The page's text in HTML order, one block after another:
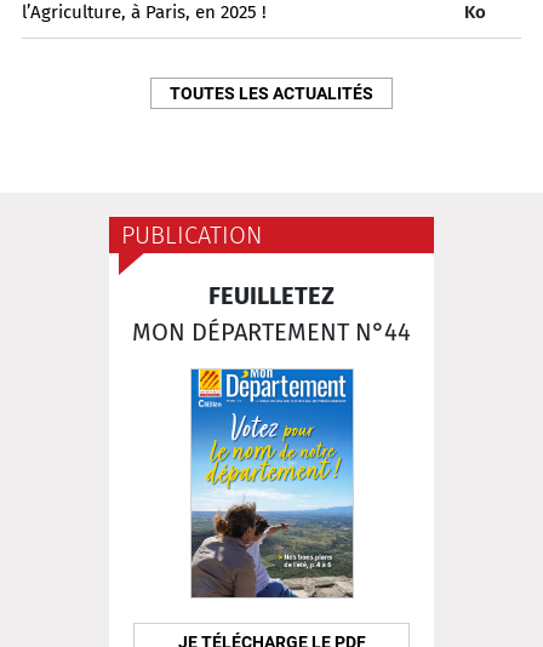
l’Agriculture, à Paris, en 2025 !
Ko
TOUTES LES ACTUALITÉS
PUBLICATION
FEUILLETEZ
MON DÉPARTEMENT N°44
JE TÉLÉCHARGE LE PDF